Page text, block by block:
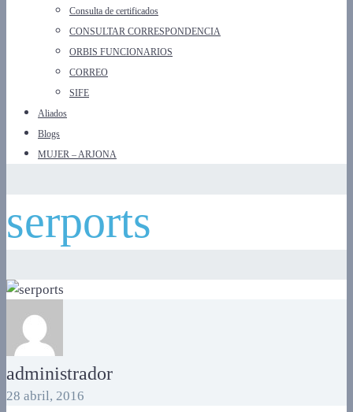
Consulta de certificados
CONSULTAR CORRESPONDENCIA
ORBIS FUNCIONARIOS
CORREO
SIFE
Aliados
Blogs
MUJER – ARJONA
serports
administrador
28 abril, 2016